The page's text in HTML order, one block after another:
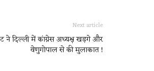
Next article
ने दिल्ली में कांग्रेस अध्यक्ष खड़गे और
वेणुगोपाल से की मुलाकात !